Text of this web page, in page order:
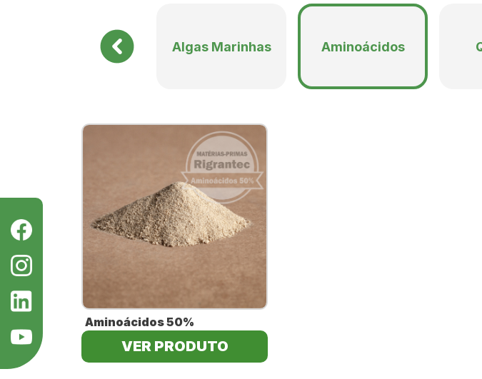
Os aminoácidos livres do
Energia prontamente disponívelpara as plantas;
Estímulo ao metabolismo primário e secundário
Ativação de mecanismos naturais de defesa
, ajudando
Aminoácidos em Destaque:
Prolina e Arginina:
Glicina e Ácido Glutâmico:
Dúvidas frequentes:
O que é aminograma?
É a análise que mostra a concentração e o perfil dos
aminograma do produto, consulte nossa equipe.
Quais os aminoácidos o BioGain Amino tem em sua
O BioGain Amino é uma matéria prima completa, com 17
•Prolina e Arginina:reforçam o metabolismo sob estresse
•Glicina e Ácido Glutâmico:
Consulte nossa equipe para conhecer o produto e seu
Algas Marinhas Aminoácidos
Aminoácidos 50%
VER PRODUTO